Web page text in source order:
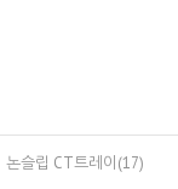
논슬립 CT트레이(17)